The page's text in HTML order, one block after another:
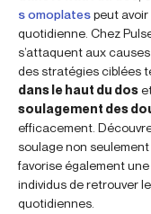
s omoplatespeut
quotidienne. Chez
s’attaquent aux
des stratégies ciblées
dans le haut du dos
soulagement des
efficacement.
soulage non seulement
favorise également
individus de retrouver
quotidiennes.